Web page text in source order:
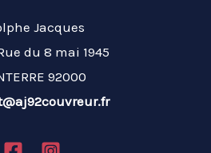
Jacques
du 8 mai 1945
92000